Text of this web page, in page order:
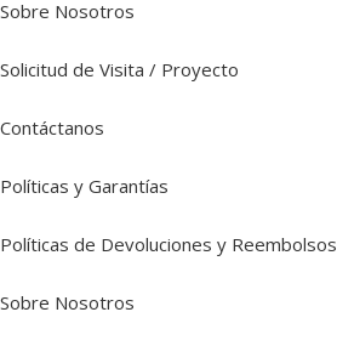
Sobre Nosotros
Solicitud de Visita / Proyecto
Contáctanos
Políticas y Garantías
Políticas de Devoluciones y Reembolsos
Sobre Nosotros